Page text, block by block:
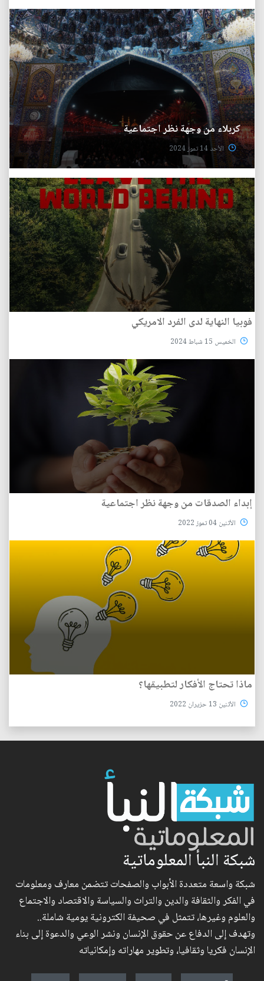
كربلاء من وجهة نظر اجتماعية
الأحد 14 تموز 2024
فوبيا النهاية لدى الفرد الامريكي
الخميس 15 شباط 2024
إبداء الصدقات من وجهة نظر اجتماعية
الأثنين 04 تموز 2022
ماذا تحتاج الأفكار لتطبيقها؟
الأثنين 13 حزيران 2022
شبكة النبأ المعلوماتية
شبكة واسعة متعددة الأبواب والصفحات تتضمن معارف ومعلومات
في الفكر والثقافة والدين والتراث والسياسة والاقتصاد والاجتماع
والعلوم وغيرها، تتمثل في صحيفة الكترونية يومية شاملة..
وتهدف إلى الدفاع عن حقوق الإنسان ونشر الوعي والدعوة إلى بناء
الإنسان فكريا وثقافيا، وتطوير مهاراته وإمكانياته